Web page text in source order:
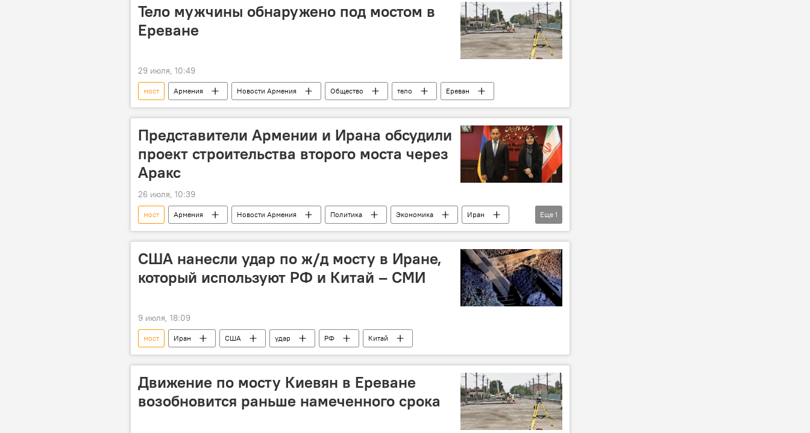
Тело мужчины обнаружено под мостом в
Ереване
29 июля, 10:49
мост Армения Новости Армения Общество тело Ереван
Представители Армении и Ирана обсудили
проект строительства второго моста через
Аракс
26 июля, 10:39
мост Армения Новости Армения Политика Экономика
Иран
Аракс
Еще 1
США нанесли удар по ж/д мосту в Иране,
который используют РФ и Китай – СМИ
9 июля, 18:09
мост Иран США удар РФ Китай
Движение по мосту Киевян в Ереване
возобновится раньше намеченного срока